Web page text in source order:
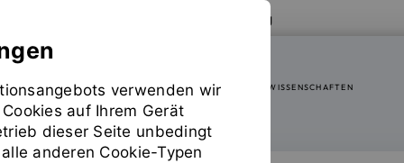
Zur Website der OTH Regensburg
FAKULTÄT SOZIAL- UND GESUNDHEITSWISSENSCHAFTEN
verwenden wir
auf Ihrem Gerät
dieser Seite unbedingt
anderen Cookie-Typen